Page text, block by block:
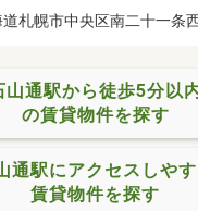
札幌市中央区南二十一条
山通駅から徒歩5分以
の賃貸物件を探す
通駅にアクセスしや
賃貸物件を探す